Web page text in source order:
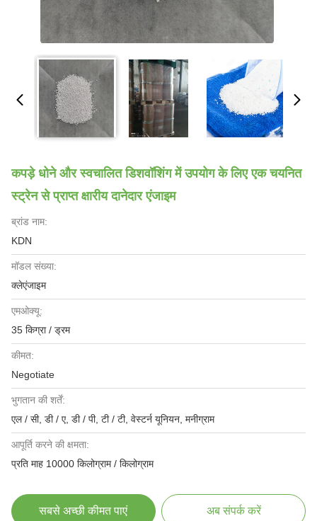
कपड़े धोने और स्वचालित डिशवॉशिंग में उपयोग के लिए एक चयनित
स्ट्रेन से प्राप्त क्षारीय दानेदार एंजाइम
ब्रांड नाम:
KDN
मॉडल संख्या:
क्लेएंजाइम
एमओक्यू:
35 किग्रा / ड्रम
कीमत:
Negotiate
भुगतान की शर्तें:
एल / सी, डी / ए, डी / पी, टी / टी, वेस्टर्न यूनियन, मनीग्राम
आपूर्ति करने की क्षमता:
प्रति माह 10000 किलोग्राम / किलोग्राम
सबसे अच्छी कीमत पाएं अब संपर्क करें